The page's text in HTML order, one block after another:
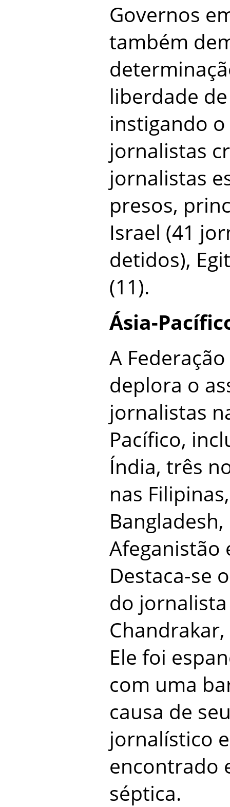
Governos
também
liberdade
instigando
jornalistas
jornalistas
presos,
Israel (41
detidos),
(11).
Ásia-
A
deplora o
jornalistas
Pacífico,
Índia, três
nas
Afeganistão
Destaca-se
do
Ele foi
com uma
causa de
jornalístico
encontrado
séptica.